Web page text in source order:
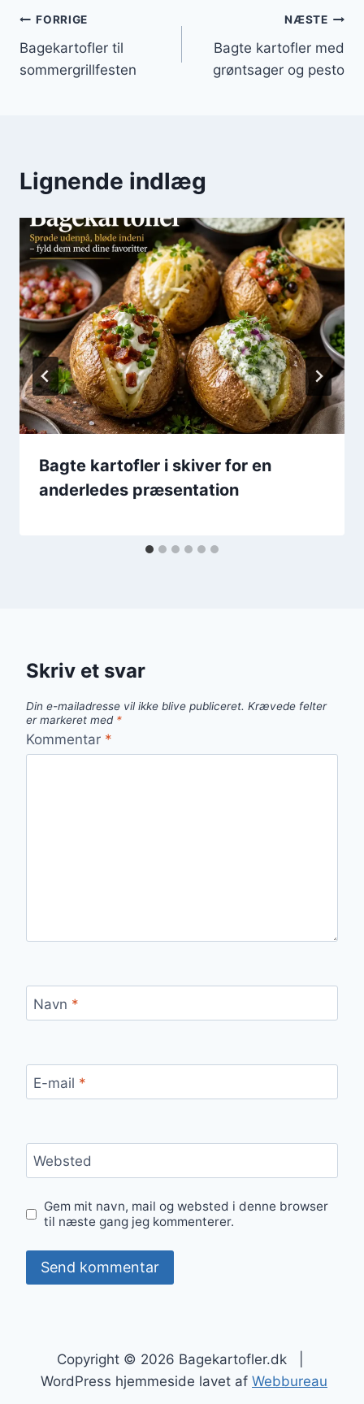
Indlægsnavigation
FORRIGE
Bagekartofler til
sommergrillfesten
NÆSTE
Bagte kartofler med
grøntsager og pesto
Lignende indlæg
Bagte kartofler i skiver for en
anderledes præsentation
Skriv et svar
Din e-mailadresse vil ikke blive publiceret. Krævede felter
er markeret med *
Kommentar *
Navn *
E-mail *
Websted
Gem mit navn, mail og websted i denne browser
til næste gang jeg kommenterer.
Copyright © 2026 Bagekartofler.dk |
WordPress hjemmeside lavet af Webbureau